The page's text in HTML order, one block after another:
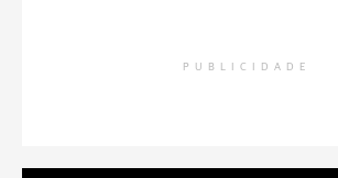
PUBLICIDADE